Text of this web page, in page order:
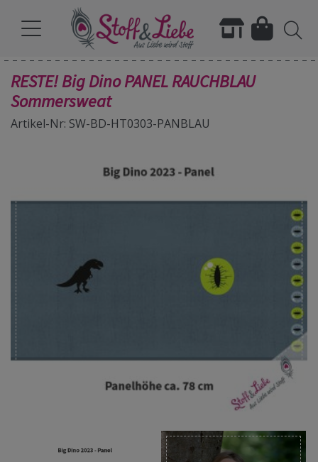
RESTE! Big Dino PANEL RAUCHBLAU
Sommersweat
Artikel-Nr: SW-BD-HT0303-PANBLAU